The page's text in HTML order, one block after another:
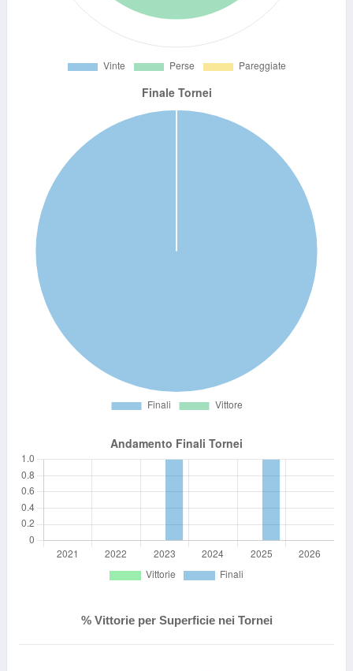
% Vittorie per Superficie nei Tornei